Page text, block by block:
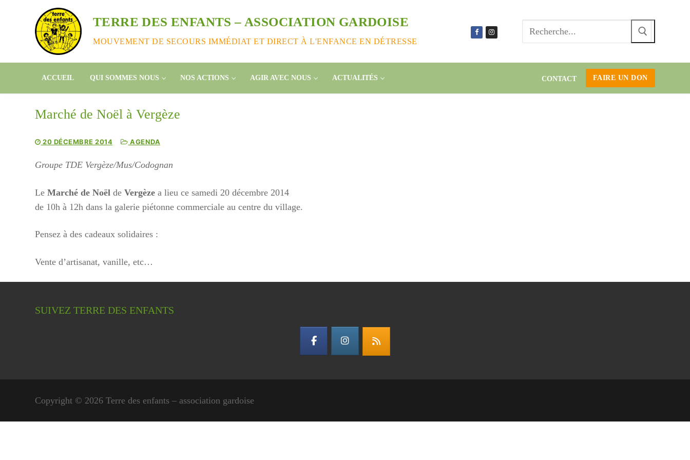
contenu
TERRE DES ENFANTS – ASSOCIATION GARDOISE
MOUVEMENT DE SECOURS IMMÉDIAT ET DIRECT À L'ENFANCE EN DÉTRESSE
ACCUEIL QUI SOMMES NOUS NOS ACTIONS AGIR AVEC NOUS ACTUALITÉS CONTACT FAIRE UN DON
Marché de Noël à Vergèze
20 DÉCEMBRE 2014 AGENDA
Groupe TDE Vergèze/Mus/Codognan
Le Marché de Noël de Vergèze a lieu ce samedi 20 décembre 2014
de 10h à 12h dans la galerie piétonne commerciale au centre du village.
Pensez à des cadeaux solidaires :
Vente d’artisanat, vanille, etc…
SUIVEZ TERRE DES ENFANTS
Copyright © 2026 Terre des enfants – association gardoise